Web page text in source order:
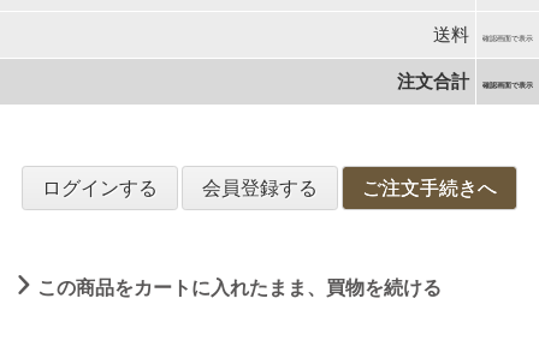
送料 確認画面で表示
注文合計 確認画面で表示
ログインする 会員登録する ご注文手続きへ
この商品をカートに入れたまま、買物を続ける